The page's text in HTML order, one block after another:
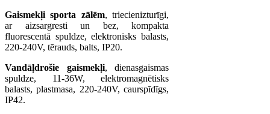
Gaismekļi sporta zālēm, triecienizturīgi,
ar aizsargresti un bez, kompakta
fluorescentā spuldze, elektronisks balasts,
220-240V, tērauds, balts, IP20.
Vandāļdrošie gaismekļi, dienasgaismas
spuldze, 11-36W, elektromagnētisks
balasts, plastmasa, 220-240V, caurspīdīgs,
IP42.